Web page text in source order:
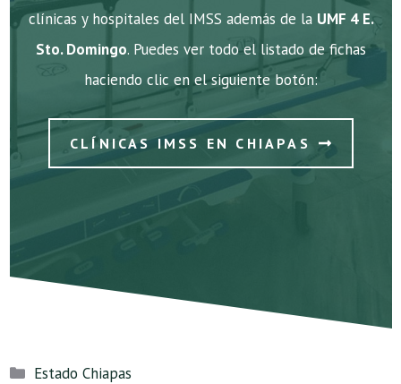
clínicas y hospitales del IMSS además de la UMF 4 E.
Sto. Domingo. Puedes ver todo el listado de fichas
haciendo clic en el siguiente botón:
CLÍNICAS IMSS EN CHIAPAS
Categorías
Estado Chiapas